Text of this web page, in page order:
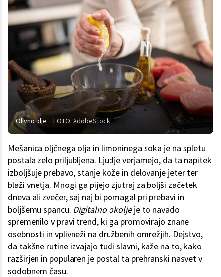
Olivno olje FOTO: AdobeStock
Mešanica oljčnega olja in limoninega soka je na spletu
postala zelo priljubljena. Ljudje verjamejo, da ta napitek
izboljšuje prebavo, stanje kože in delovanje jeter ter
blaži vnetja. Mnogi ga pijejo zjutraj za boljši začetek
dneva ali zvečer, saj naj bi pomagal pri prebavi in
boljšemu spancu. Digitalno okoljeje to navado
spremenilo v pravi trend, ki ga promovirajo znane
osebnosti in vplivneži na družbenih omrežjih. Dejstvo,
da takšne rutine izvajajo tudi slavni, kaže na to, kako
razširjen in popularen je postal ta prehranski nasvet v
sodobnem času.